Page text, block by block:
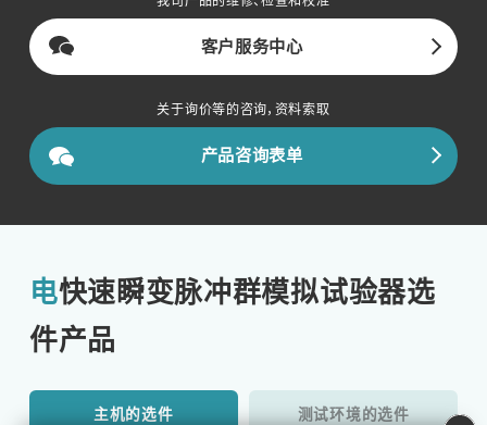
客户服务中心
关于询价等的咨询，资料索取
产品咨询表单
电快速瞬变脉冲群模拟试验器选
件产品
主机的选件 测试环境的选件